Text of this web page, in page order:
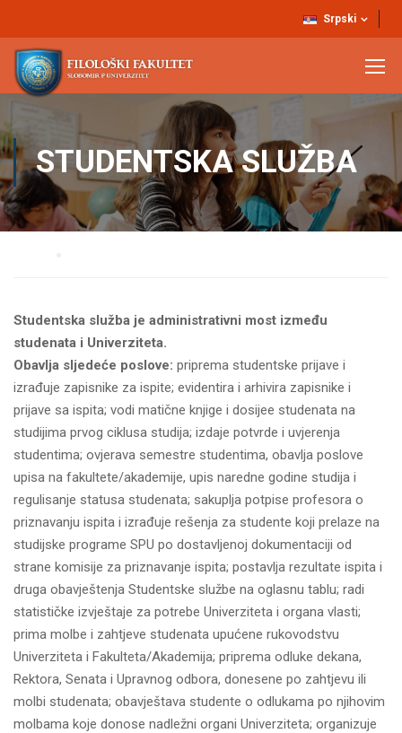
Srpski
STUDENTSKA SLUŽBA
Studentska služba je administrativni most između
studenata i Univerziteta.
Obavlja sljedeće poslove: priprema studentske prijave i
izrađuje zapisnike za ispite; evidentira i arhivira zapisnike i
prijave sa ispita; vodi matične knjige i dosijee studenata na
studijima prvog ciklusa studija; izdaje potvrde i uvjerenja
studentima; ovjerava semestre studentima, obavlja poslove
upisa na fakultete/akademije, upis naredne godine studija i
regulisanje statusa studenata; sakuplja potpise profesora o
priznavanju ispita i izrađuje rešenja za studente koji prelaze na
studijske programe SPU po dostavljenoj dokumentaciji od
strane komisije za priznavanje ispita; postavlja rezultate ispita i
druga obavještenja Studentske službe na oglasnu tablu; radi
statističke izvještaje za potrebe Univerziteta i organa vlasti;
prima molbe i zahtjeve studenata upućene rukovodstvu
Univerziteta i Fakulteta/Akademija; priprema odluke dekana,
Rektora, Senata i Upravnog odbora, donesene po zahtjevu ili
molbi studenata; obavještava studente o odlukama po njihovim
molbama koje donose nadležni organi Univerziteta; organizuje